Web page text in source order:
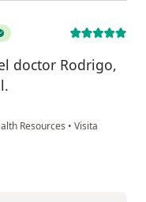
doctor Rodrigo,
Resources • Visita